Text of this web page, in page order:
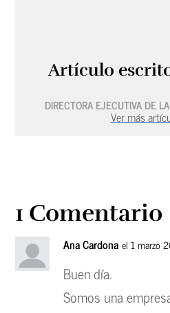
Artículo
DIRECTORA EJECUTIVA DE
Ver más
1 Comentario
Ana Cardona el 1 marzo
Buen día.
Somos una